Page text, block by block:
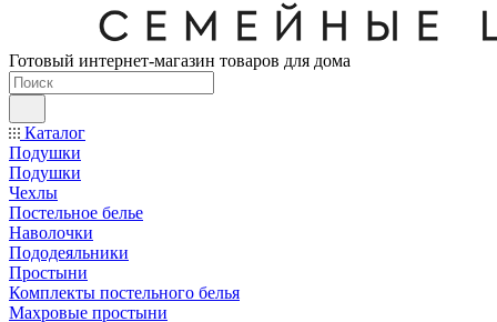
Готовый интернет-магазин товаров для дома
Каталог
Подушки
Подушки
Чехлы
Постельное белье
Наволочки
Пододеяльники
Простыни
Комплекты постельного белья
Махровые простыни